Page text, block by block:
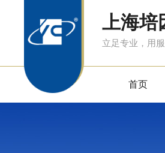
上海培
立足专业，用
首页